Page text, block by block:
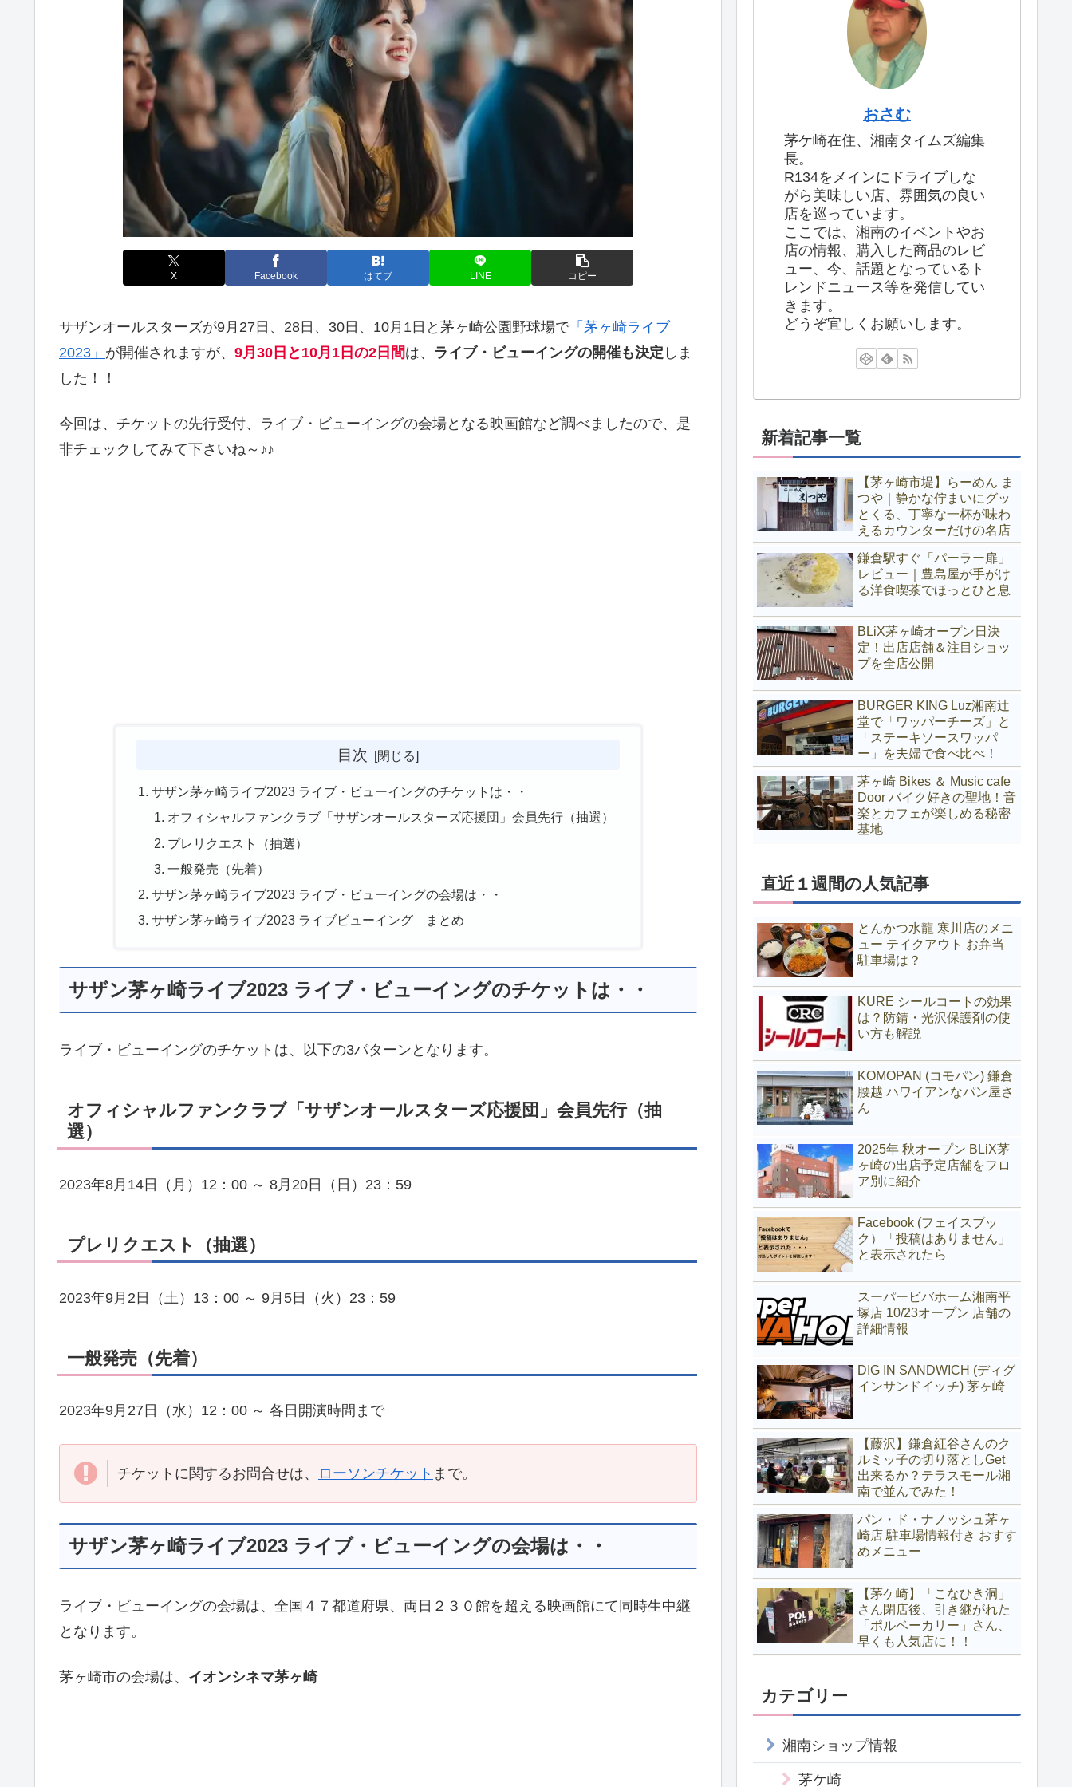
X Facebook はてブ LINE コピー
サザンオールスターズが9月27日、28日、30日、10月1日と茅ヶ崎公園野球場で「茅ヶ崎ライブ
2023」 が開催されますが、 9月30日と10月1日の2日間は、 ライブ・ビューイングの開催も決定 しま
した！！
今回は、チケットの先行受付、ライブ・ビューイングの会場となる映画館など調べましたので、是
非チェックしてみて下さいね～♪♪
目次
サザン茅ヶ崎ライブ2023 ライブ・ビューイングのチケットは・・
オフィシャルファンクラブ「サザンオールスターズ応援団」会員先行（抽選）
プレリクエスト（抽選）
一般発売（先着）
サザン茅ヶ崎ライブ2023 ライブ・ビューイングの会場は・・
サザン茅ヶ崎ライブ2023 ライブビューイング まとめ
サザン茅ヶ崎ライブ2023 ライブ・ビューイングのチケットは・・
ライブ・ビューイングのチケットは、以下の3パターンとなります。
オフィシャルファンクラブ「サザンオールスターズ応援団」会員先行（抽
選）
2023年8月14日（月）12：00 ～ 8月20日（日）23：59
プレリクエスト（抽選）
2023年9月2日（土）13：00 ～ 9月5日（火）23：59
一般発売（先着）
2023年9月27日（水）12：00 ～ 各日開演時間まで
チケットに関するお問合せは、 ローソンチケット まで。
サザン茅ヶ崎ライブ2023 ライブ・ビューイングの会場は・・
ライブ・ビューイングの会場は、全国４７都道府県、両日２３０館を超える映画館にて同時生中継
となります。
茅ヶ崎市の会場は、 イオンシネマ茅ヶ崎
おさむ
茅ケ崎在住、湘南タイムズ編集
長。
R134をメインにドライブしな
がら美味しい店、雰囲気の良い
店を巡っています。
ここでは、湘南のイベントやお
店の情報、購入した商品のレビ
ュー、今、話題となっているト
レンドニュース等を発信してい
きます。
どうぞ宜しくお願いします。
新着記事一覧
【茅ヶ崎市堤】らーめん ま
つや｜静かな佇まいにグッ
とくる、丁寧な一杯が味わ
えるカウンターだけの名店
鎌倉駅すぐ「パーラー扉」
レビュー｜豊島屋が手がけ
る洋食喫茶でほっとひと息
BLiX茅ヶ崎オープン日決
定！出店店舗＆注目ショッ
プを全店公開
BURGER KING Luz湘南辻
堂で「ワッパーチーズ」と
「ステーキソースワッパ
ー」を夫婦で食べ比べ！
茅ヶ崎 Bikes ＆ Music cafe
Door バイク好きの聖地！音
楽とカフェが楽しめる秘密
基地
直近１週間の人気記事
とんかつ水龍 寒川店のメニ
ュー テイクアウト お弁当
駐車場は？
KURE シールコートの効果
は？防錆・光沢保護剤の使
い方も解説
KOMOPAN (コモパン) 鎌倉
腰越 ハワイアンなパン屋さ
ん
2025年 秋オープン BLiX茅
ヶ崎の出店予定店舗をフロ
ア別に紹介
Facebook (フェイスブッ
ク）「投稿はありません」
と表示されたら
スーパービバホーム湘南平
塚店 10/23オープン 店舗の
詳細情報
DIG IN SANDWICH (ディグ
インサンドイッチ) 茅ヶ崎
【藤沢】鎌倉紅谷さんのク
ルミッ子の切り落としGet
出来るか？テラスモール湘
南で並んでみた！
パン・ド・ナノッシュ茅ヶ
崎店 駐車場情報付き おすす
めメニュー
【茅ケ崎】「こなひき洞」
さん閉店後、引き継がれた
「ポルベーカリー」さん、
早くも人気店に！！
カテゴリー
湘南ショップ情報
茅ケ崎